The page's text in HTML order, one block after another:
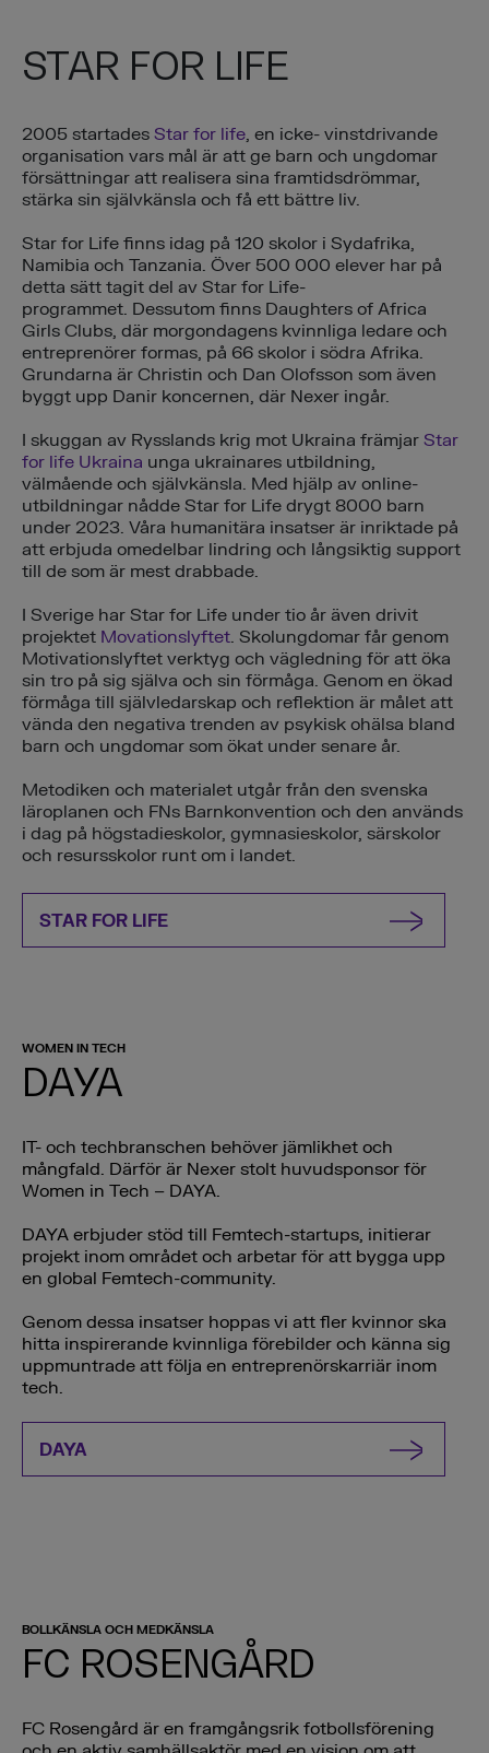
STAR FOR LIFE
2005 startades Star for life, en icke- vinstdrivande
organisation vars mål är att ge barn och ungdomar
försättningar att realisera sina framtidsdrömmar,
stärka sin självkänsla och få ett bättre liv.
Star for Life finns idag på 120 skolor i Sydafrika,
Namibia och Tanzania. Över 500 000 elever har på
detta sätt tagit del av Star for Life-
programmet. Dessutom finns Daughters of Africa
Girls Clubs, där morgondagens kvinnliga ledare och
entreprenörer formas, på 66 skolor i södra Afrika.
Grundarna är Christin och Dan Olofsson som även
byggt upp Danir koncernen, där Nexer ingår.
I skuggan av Rysslands krig mot Ukraina främjar Star
for life Ukraina unga ukrainares utbildning,
välmående och självkänsla. Med hjälp av online-
utbildningar nådde Star for Life drygt 8000 barn
under 2023. Våra humanitära insatser är inriktade på
att erbjuda omedelbar lindring och långsiktig support
till de som är mest drabbade.
I Sverige har Star for Life under tio år även drivit
projektet Movationslyftet. Skolungdomar får genom
Motivationslyftet verktyg och vägledning för att öka
sin tro på sig själva och sin förmåga. Genom en ökad
förmåga till självledarskap och reflektion är målet att
vända den negativa trenden av psykisk ohälsa bland
barn och ungdomar som ökat under senare år.
Metodiken och materialet utgår från den svenska
läroplanen och FNs Barnkonvention och den används
i dag på högstadieskolor, gymnasieskolor, särskolor
och resursskolor runt om i landet.
STAR FOR LIFE
WOMEN IN TECH
DAYA
IT- och techbranschen behöver jämlikhet och
mångfald. Därför är Nexer stolt huvudsponsor för
Women in Tech – DAYA.
DAYA erbjuder stöd till Femtech-startups, initierar
projekt inom området och arbetar för att bygga upp
en global Femtech-community.
Genom dessa insatser hoppas vi att fler kvinnor ska
hitta inspirerande kvinnliga förebilder och känna sig
uppmuntrade att följa en entreprenörskarriär inom
tech.
DAYA
BOLLKÄNSLA OCH MEDKÄNSLA
FC ROSENGÅRD
FC Rosengård är en framgångsrik fotbollsförening